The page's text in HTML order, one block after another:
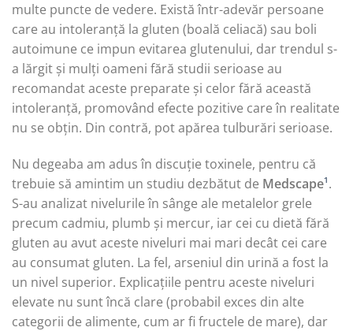
multe puncte de vedere. Există într-adevăr persoane
care au intoleranță la gluten (boală celiacă) sau boli
autoimune ce impun evitarea glutenului, dar trendul s-
a lărgit și mulți oameni fără studii serioase au
recomandat aceste preparate și celor fără această
intoleranță, promovând efecte pozitive care în realitate
nu se obțin. Din contră, pot apărea tulburări serioase.
Nu degeaba am adus în discuție toxinele, pentru că
trebuie să amintim un studiu dezbătut de Medscape¹.
S-au analizat nivelurile în sânge ale metalelor grele
precum cadmiu, plumb și mercur, iar cei cu dietă fără
gluten au avut aceste niveluri mai mari decât cei care
au consumat gluten. La fel, arseniul din urină a fost la
un nivel superior. Explicațiile pentru aceste niveluri
elevate nu sunt încă clare (probabil exces din alte
categorii de alimente, cum ar fi fructele de mare), dar